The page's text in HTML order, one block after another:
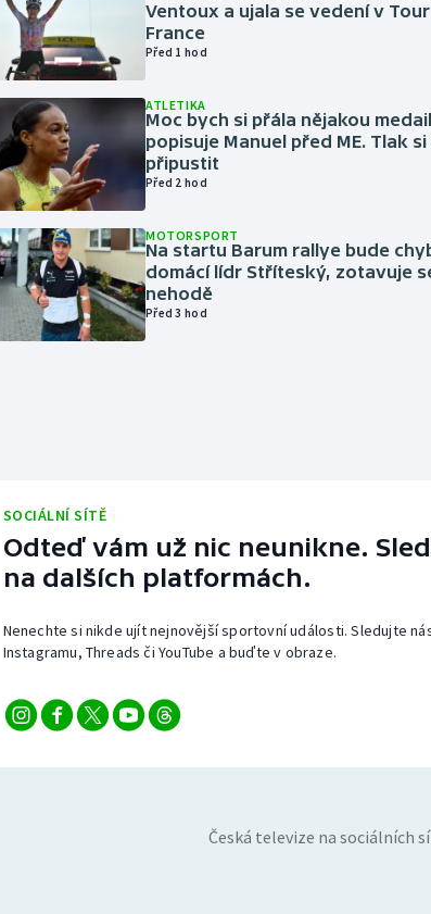
Ventoux a ujala se vedení v
France
Před 1 hod
ATLETIKA
Moc bych si přála nějakou
popisuje Manuel před ME. Tlak
připustit
Před 2 hod
MOTORSPORT
Na startu Barum rallye bude
domácí lídr Stříteský, zotavuje
nehodě
Před 3 hod
SOCIÁLNÍ SÍTĚ
Odteď vám už nic neunikne.
na dalších platformách.
Nenechte si nikde ujít nejnovější sportovní události. Sledujte
Instagramu, Threads či YouTube a buďte v obraze.
Česká televize na sociálních